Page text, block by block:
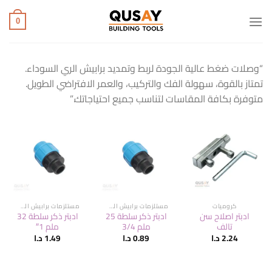
للمحتوى
0
“وصلات ضغط عالية الجودة لربط وتمديد برابيش الري السوداء.
تمتاز بالقوة، سهولة الفك والتركيب، والعمر الافتراضي الطويل.
متوفرة بكافة المقاسات لتناسب جميع احتياجاتك.”
كروميات
ادبتر اصلاح سن
تالف
2.24د.ا
مستلزمات برابيش السلطة
ادبتر ذكر سلطة 25
ملم 3/4
0.89د.ا
مستلزمات برابيش السلطة
ادبتر ذكر سلطة 32
ملم 1″
1.49د.ا